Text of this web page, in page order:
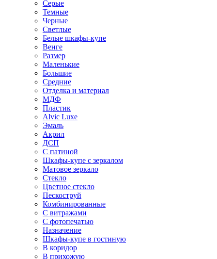
Серые
Темные
Черные
Светлые
Белые шкафы-купе
Венге
Размер
Маленькие
Большие
Средние
Отделка и материал
МДФ
Пластик
Alvic Luxe
Эмаль
Акрил
ДСП
С патиной
Шкафы-купе с зеркалом
Матовое зеркало
Стекло
Цветное стекло
Пескоструй
Комбинированные
С витражами
С фотопечатью
Назначение
Шкафы-купе в гостиную
В коридор
В прихожую